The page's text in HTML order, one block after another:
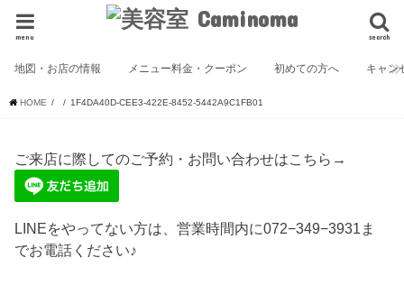
search
menu
地図・お店の情報 メニュー料金・クーポン 初めての方へ キャン
HOME 1F4DA40D-CEE3-422E-8452-5442A9C1FB01
ご来店に際してのご予約・お問い合わせはこちら→
LINEをやってない方は、営業時間内に072−349−3931ま
でお電話ください♪